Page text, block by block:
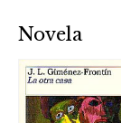
Novela